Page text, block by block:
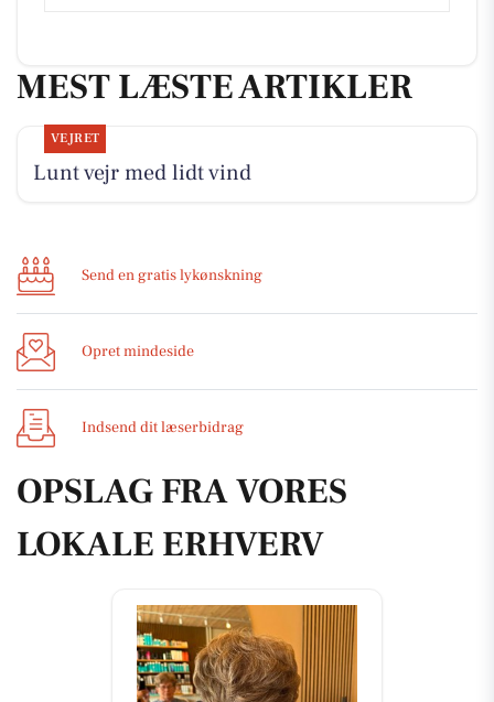
MEST LÆSTE ARTIKLER
VEJRET
Lunt vejr med lidt vind
Send en gratis lykønskning
Opret mindeside
Indsend dit læserbidrag
OPSLAG FRA VORES
LOKALE ERHVERV